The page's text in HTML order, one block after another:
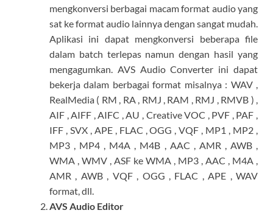
mengkonversi berbagai macam format audio yang
sat ke format audio lainnya dengan sangat mudah.
Aplikasi ini dapat mengkonversi beberapa file
dalam batch terlepas namun dengan hasil yang
mengagumkan. AVS Audio Converter ini dapat
bekerja dalam berbagai format misalnya : WAV ,
RealMedia ( RM , RA , RMJ , RAM , RMJ , RMVB ) ,
AIF , AIFF , AIFC , AU , Creative VOC , PVF , PAF ,
IFF , SVX , APE , FLAC , OGG , VQF , MP1 , MP2 ,
MP3 , MP4 , M4A , M4B , AAC , AMR , AWB ,
WMA , WMV , ASF ke WMA , MP3 , AAC , M4A ,
AMR , AWB , VQF , OGG , FLAC , APE , WAV
format, dll.
AVS Audio Editor